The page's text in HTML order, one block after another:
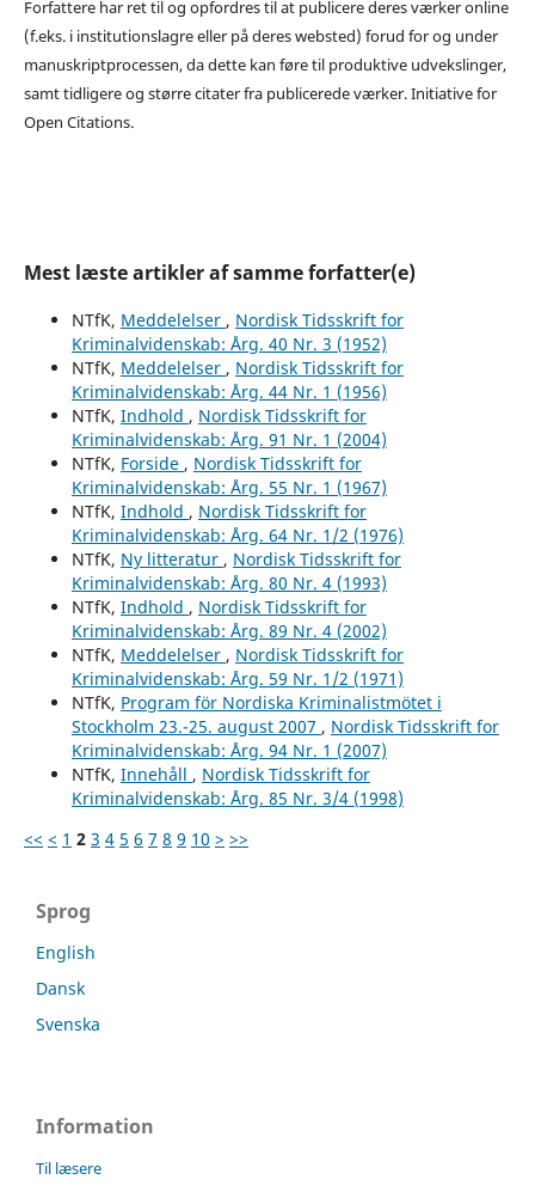
Forfattere har ret til og opfordres til at publicere deres værker online
(f.eks. i institutionslagre eller på deres websted) forud for og under
manuskriptprocessen, da dette kan føre til produktive udvekslinger,
samt tidligere og større citater fra publicerede værker. Initiative for
Open Citations.
Mest læste artikler af samme forfatter(e)
NTfK, Meddelelser , Nordisk Tidsskrift for
Kriminalvidenskab: Årg. 40 Nr. 3 (1952)
NTfK, Meddelelser , Nordisk Tidsskrift for
Kriminalvidenskab: Årg. 44 Nr. 1 (1956)
NTfK, Indhold , Nordisk Tidsskrift for
Kriminalvidenskab: Årg. 91 Nr. 1 (2004)
NTfK, Forside , Nordisk Tidsskrift for
Kriminalvidenskab: Årg. 55 Nr. 1 (1967)
NTfK, Indhold , Nordisk Tidsskrift for
Kriminalvidenskab: Årg. 64 Nr. 1/2 (1976)
NTfK, Ny litteratur , Nordisk Tidsskrift for
Kriminalvidenskab: Årg. 80 Nr. 4 (1993)
NTfK, Indhold , Nordisk Tidsskrift for
Kriminalvidenskab: Årg. 89 Nr. 4 (2002)
NTfK, Meddelelser , Nordisk Tidsskrift for
Kriminalvidenskab: Årg. 59 Nr. 1/2 (1971)
NTfK, Program för Nordiska Kriminalistmötet i
Stockholm 23.-25. august 2007 , Nordisk Tidsskrift for
Kriminalvidenskab: Årg. 94 Nr. 1 (2007)
NTfK, Innehåll , Nordisk Tidsskrift for
Kriminalvidenskab: Årg. 85 Nr. 3/4 (1998)
<< < 1 2 3 4 5 6 7 8 9 10 > >>
Sprog
English
Dansk
Svenska
Information
Til læsere